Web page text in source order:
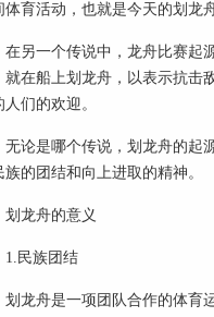
体育活动，也就是今天的划龙
在另一个传说中，龙舟比赛起
就在船上划龙舟，以表示抗击
人们的欢迎。
无论是哪个传说，划龙舟的起
族的团结和向上进取的精神。
划龙舟的意义
1.民族团结
划龙舟是一项团队合作的体育